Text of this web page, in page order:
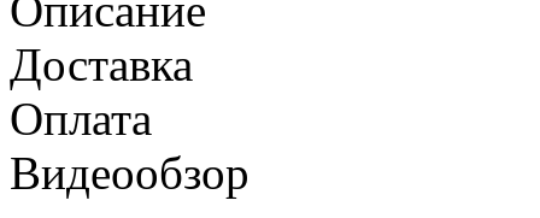
Доставка
Оплата
Видеообзор